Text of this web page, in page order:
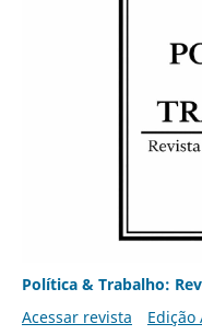
Política & Trabalho:
Acessar revista
Edição